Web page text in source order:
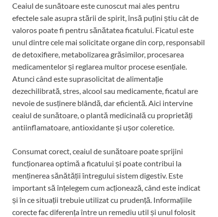
Ceaiul de sunătoare este cunoscut mai ales pentru
efectele sale asupra stării de spirit, însă puțini știu cât de
valoros poate fi pentru sănătatea ficatului. Ficatul este
unul dintre cele mai solicitate organe din corp, responsabil
de detoxifiere, metabolizarea grăsimilor, procesarea
medicamentelor și reglarea multor procese esențiale.
Atunci când este suprasolicitat de alimentație
dezechilibrată, stres, alcool sau medicamente, ficatul are
nevoie de susținere blândă, dar eficientă. Aici intervine
ceaiul de sunătoare, o plantă medicinală cu proprietăți
antiinflamatoare, antioxidante și ușor coleretice.
Consumat corect, ceaiul de sunătoare poate sprijini
funcționarea optimă a ficatului și poate contribui la
menținerea sănătății întregului sistem digestiv. Este
important să înțelegem cum acționează, când este indicat
și în ce situații trebuie utilizat cu prudență. Informațiile
corecte fac diferența între un remediu util și unul folosit